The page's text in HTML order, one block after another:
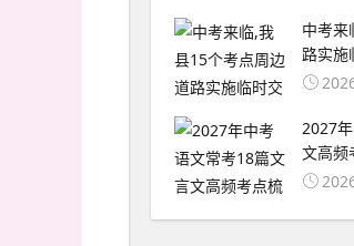
中考来
路实施
2027
文高频